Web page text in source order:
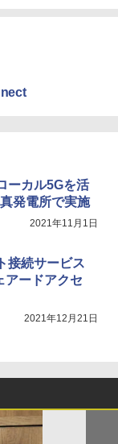
ーカル5Gを活
発電所で実施
2021年11月1日
接続サービス
アードアクセ
2021年12月21日